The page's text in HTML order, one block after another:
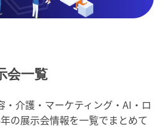
会一覧
介護・マーケティング・AI・ロ
の展示会情報を一覧でまとめて